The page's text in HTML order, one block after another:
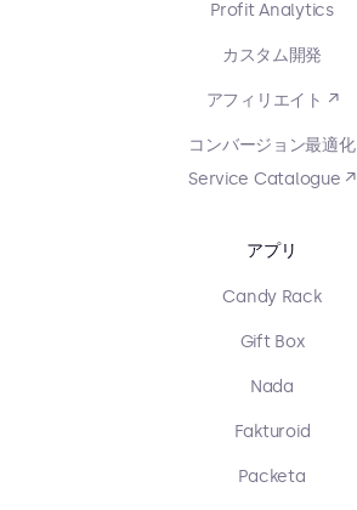
Profit Analytics
カスタム開発
アフィリエイト ↗
コンバージョン最適化
Service Catalogue ↗
アプリ
Candy Rack
Gift Box
Nada
Fakturoid
Packeta